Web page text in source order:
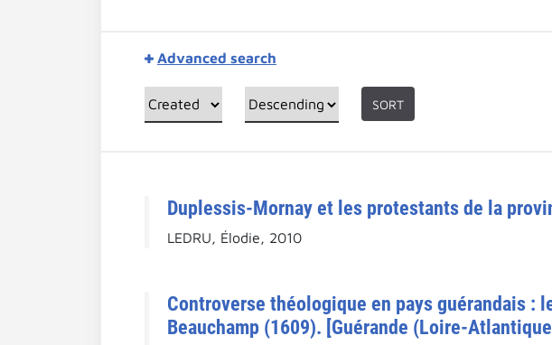
Advanced search
SORT
Duplessis-Mornay et les protestants de la
LEDRU, Élodie, 2010
Controverse théologique en pays guérandais :
Beauchamp (1609). [Guérande (Loire-